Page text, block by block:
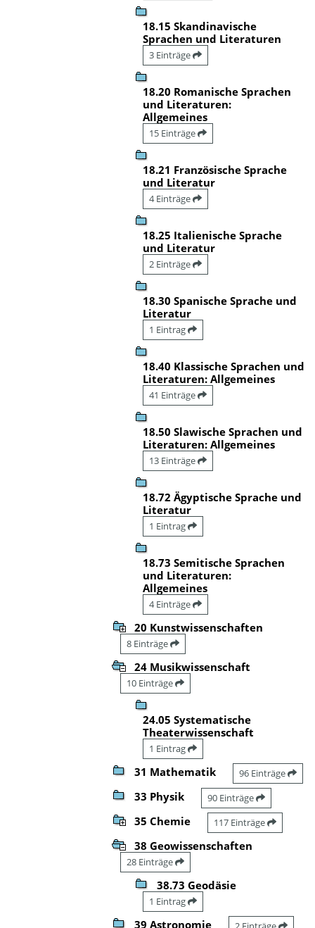
18.15 Skandinavische
Sprachen und Literaturen
3 Einträge
18.20 Romanische Sprachen
und Literaturen:
Allgemeines
15 Einträge
18.21 Französische Sprache
und Literatur
4 Einträge
18.25 Italienische Sprache
und Literatur
2 Einträge
18.30 Spanische Sprache und
Literatur
1 Eintrag
18.40 Klassische Sprachen und
Literaturen: Allgemeines
41 Einträge
18.50 Slawische Sprachen und
Literaturen: Allgemeines
13 Einträge
18.72 Ägyptische Sprache und
Literatur
1 Eintrag
18.73 Semitische Sprachen
und Literaturen:
Allgemeines
4 Einträge
20 Kunstwissenschaften
8 Einträge
24 Musikwissenschaft
10 Einträge
24.05 Systematische
Theaterwissenschaft
1 Eintrag
31 Mathematik 96 Einträge
33 Physik 90 Einträge
35 Chemie 117 Einträge
38 Geowissenschaften
28 Einträge
38.73 Geodäsie
1 Eintrag
39 Astronomie